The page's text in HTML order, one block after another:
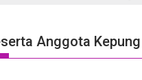
Anggota